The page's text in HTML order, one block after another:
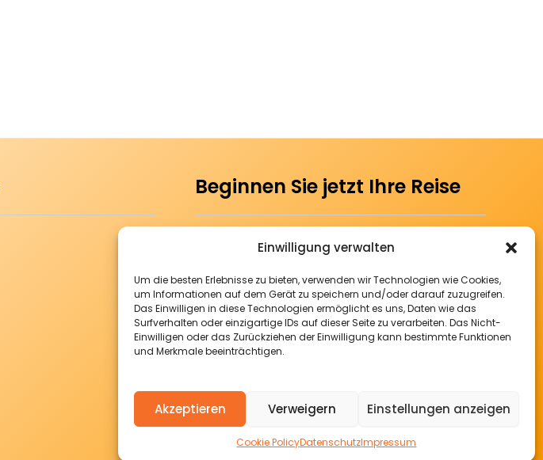
Einwilligung verwalten
Um die besten Erlebnisse zu bieten, verwenden wir Technologien wie Cookies,
um Informationen auf dem Gerät zu speichern und/oder darauf zuzugreifen.
Das Einwilligen in diese Technologien ermöglicht es uns, Daten wie das
Surfverhalten oder einzigartige IDs auf dieser Seite zu verarbeiten. Das Nicht-
Einwilligen oder das Zurückziehen der Einwilligung kann bestimmte Funktionen
und Merkmale beeinträchtigen.
Akzeptieren Verweigern Einstellungen anzeigen
Cookie PolicyDatenschutzImpressum
Beginnen Sie jetzt Ihre Reise
Sind Sie, als Betreiber eines Restaurants, daran
entdecken? Wollen Sie sowohl Leuten aus
nächster Nähe, als auch von außerhalb Ihre
Lokalität vorstellen? Tragen Sie doch einfach
Ihr Restaurant bei uns ein.
info@hastduhunger.de
0202 9479 7130